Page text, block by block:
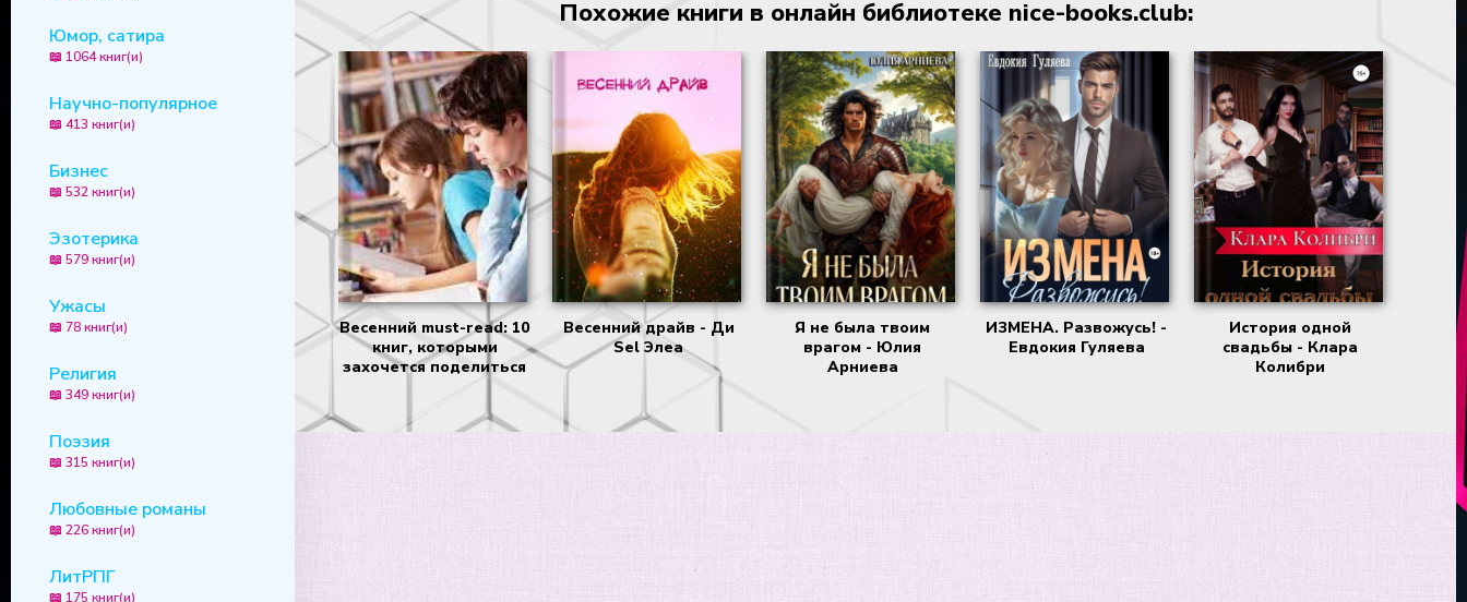
Юмор, сатира
📖 1064 книг(и)
Научно-популярное
📖 413 книг(и)
Бизнес
📖 532 книг(и)
Эзотерика
📖 579 книг(и)
Ужасы
📖 78 книг(и)
Религия
📖 349 книг(и)
Поэзия
📖 315 книг(и)
Любовные романы
📖 226 книг(и)
ЛитРПГ
📖 175 книг(и)
Похожие книги в онлайн библиотеке nice-books.club:
Весенний must-read: 10
книг, которыми
захочется поделиться
Весенний драйв - Ди
Sel Элеа
Я не была твоим
врагом - Юлия
Арниева
ИЗМЕНА. Развожусь! -
Евдокия Гуляева
История одной
свадьбы - Клара
Колибри